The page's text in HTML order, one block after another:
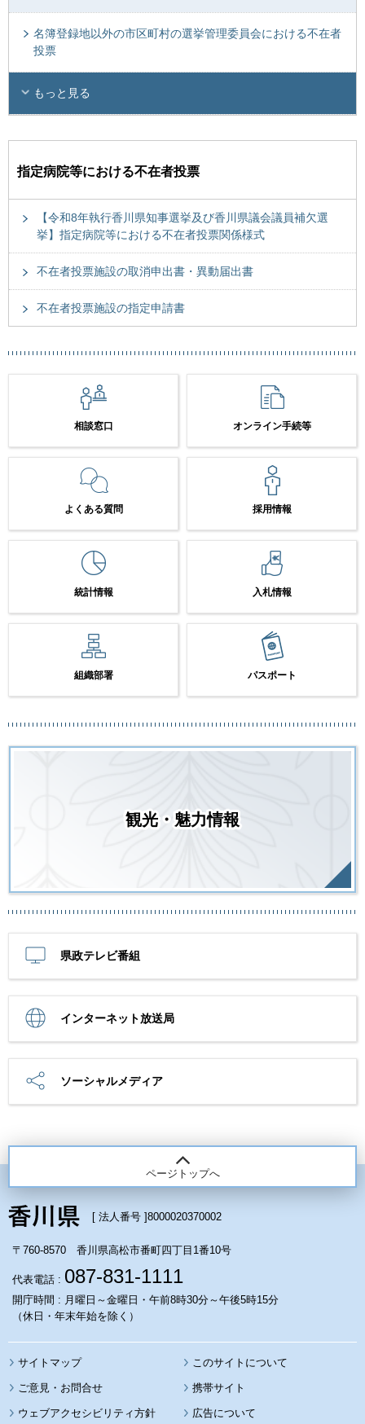
名簿登録地以外の市区町村の選挙管理委員会における不在者
投票
もっと見る
指定病院等における不在者投票
【令和8年執行香川県知事選挙及び香川県議会議員補欠選
挙】指定病院等における不在者投票関係様式
不在者投票施設の取消申出書・異動届出書
不在者投票施設の指定申請書
相談窓口 オンライン手続等
よくある質問 採用情報
統計情報 入札情報
組織部署 パスポート
観光・魅力情報
県政テレビ番組
インターネット放送局
ソーシャルメディア
ページトップへ
[ 法人番号 ]8000020370002
〒760-8570 香川県高松市番町四丁目1番10号
代表電話 : 087-831-1111
開庁時間 : 月曜日～金曜日・午前8時30分～午後5時15分
（休日・年末年始を除く）
サイトマップ このサイトについて
携帯サイト
ウェブアクセシビリティ方針 広告について